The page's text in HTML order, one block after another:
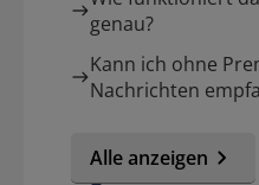
genau?
Kann ich ohne
Nachrichten
Alle anzeigen